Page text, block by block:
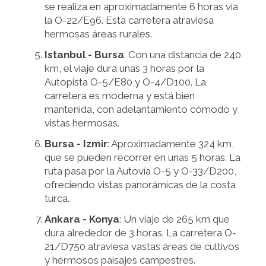
se realiza en aproximadamente 6 horas via
la O-22/E96. Esta carretera atraviesa
hermosas áreas rurales.
Istanbul - Bursa: Con una distancia de 240
km, el viaje dura unas 3 horas por la
Autopista O-5/E80 y O-4/D100. La
carretera es moderna y está bien
mantenida, con adelantamiento cómodo y
vistas hermosas.
Bursa - Izmir: Aproximadamente 324 km,
que se pueden recorrer en unas 5 horas. La
ruta pasa por la Autovía O-5 y O-33/D200,
ofreciendo vistas panorámicas de la costa
turca.
Ankara - Konya: Un viaje de 265 km que
dura alrededor de 3 horas. La carretera O-
21/D750 atraviesa vastas áreas de cultivos
y hermosos paisajes campestres.